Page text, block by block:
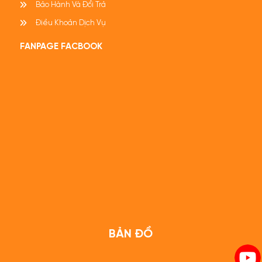
Bảo Hành Và Đổi Trả
Điều Khoản Dịch Vụ
FANPAGE FACBOOK
BẢN ĐỒ